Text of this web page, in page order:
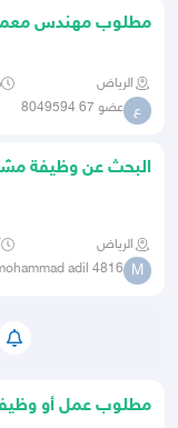
مطلوب مهندس
الرياض
ع عضو 67 8049594
البحث عن وظيفة
الرياض
M
adil 4816
مطلوب عمل أو